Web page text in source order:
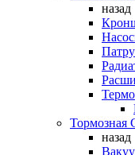
назад
Тормозная
назад